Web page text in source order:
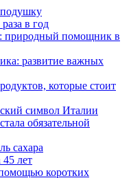
в год
природный помощник в
развитие важных
которые стоит
символ Италии
обязательной
сахара
лет
коротких